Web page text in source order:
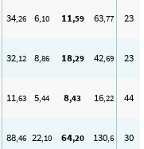
34,26 6,10 11,59 63,77 23
32,12 8,86 18,29 42,69 23
11,63 5,44 8,43 16,22 44
88,46 22,10 64,20 130,6 30